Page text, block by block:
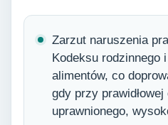
Zarzut naruszenia
Kodeksu rodzinnego
alimentów, co
gdy przy
uprawnionego,